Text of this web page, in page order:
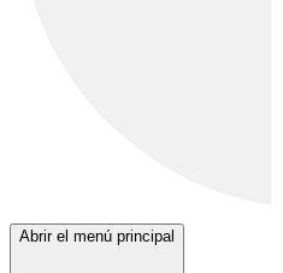
Abrir el menú principal